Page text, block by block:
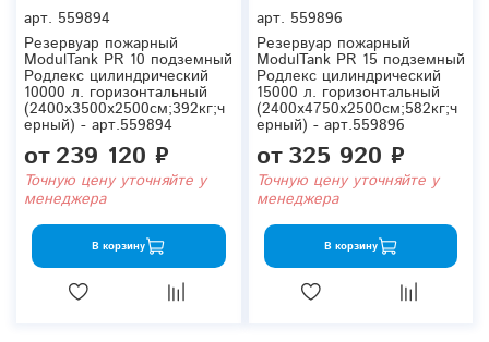
арт. 559894
Резервуар пожарный
ModulTank PR 10 подземный
Родлекс цилиндрический
10000 л. горизонтальный
(2400x3500x2500см;392кг;ч
ерный) - арт.559894
от239 120 ₽
Точную цену уточняйте у
менеджера
В корзину
арт. 559896
Резервуар пожарный
ModulTank PR 15 подземный
Родлекс цилиндрический
15000 л. горизонтальный
(2400x4750x2500см;582кг;ч
ерный) - арт.559896
от325 920 ₽
Точную цену уточняйте у
менеджера
В корзину